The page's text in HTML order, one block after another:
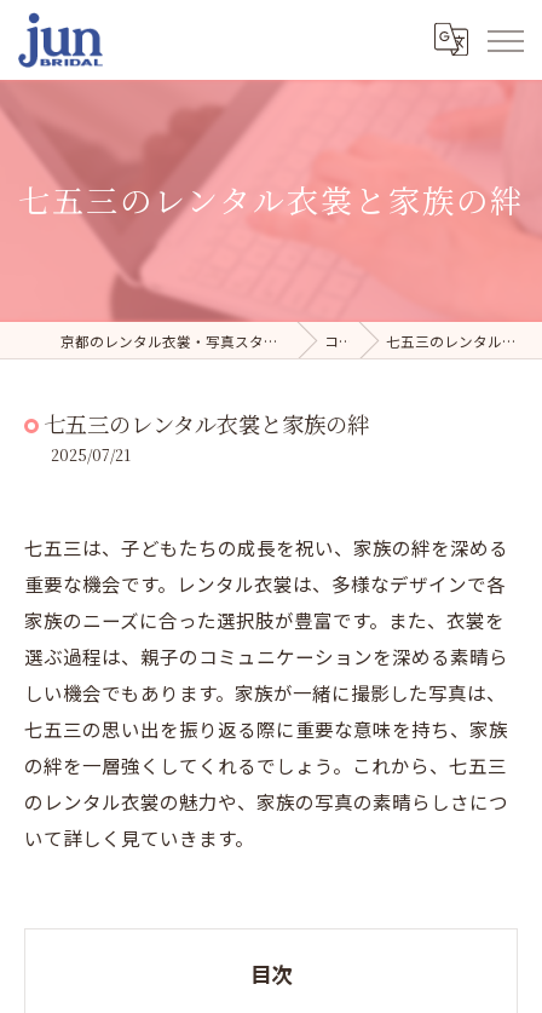
七五三のレンタル衣裳と家族の絆
京都のレンタル衣裳・写真スタジオならジュンブライダル コラム 七五三のレンタル衣裳と家族の絆
七五三のレンタル衣裳と家族の絆
2025/07/21
七五三は、子どもたちの成長を祝い、家族の絆を深める
重要な機会です。レンタル衣裳は、多様なデザインで各
家族のニーズに合った選択肢が豊富です。また、衣裳を
選ぶ過程は、親子のコミュニケーションを深める素晴ら
しい機会でもあります。家族が一緒に撮影した写真は、
七五三の思い出を振り返る際に重要な意味を持ち、家族
の絆を一層強くしてくれるでしょう。これから、七五三
のレンタル衣裳の魅力や、家族の写真の素晴らしさにつ
いて詳しく見ていきます。
目次